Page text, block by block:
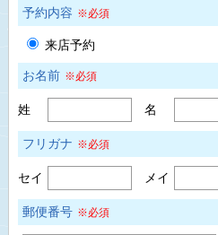
予約内容 ※必須
来店予約
お名前 ※必須
姓 名
フリガナ ※必須
セイ メイ
郵便番号 ※必須